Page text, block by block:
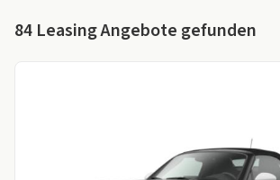
84 Leasing Angebote gefunden